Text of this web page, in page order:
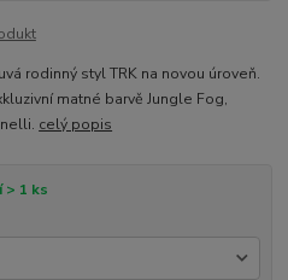
rodinný styl TRK na novou úroveň.
matné barvě Jungle Fog,
celý popis
> 1 ks